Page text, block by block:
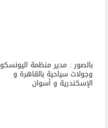
بالصور : مدير منظمة اليونسكو
وجولات سياحية بالقاهرة و
الإسكندرية و أسوان